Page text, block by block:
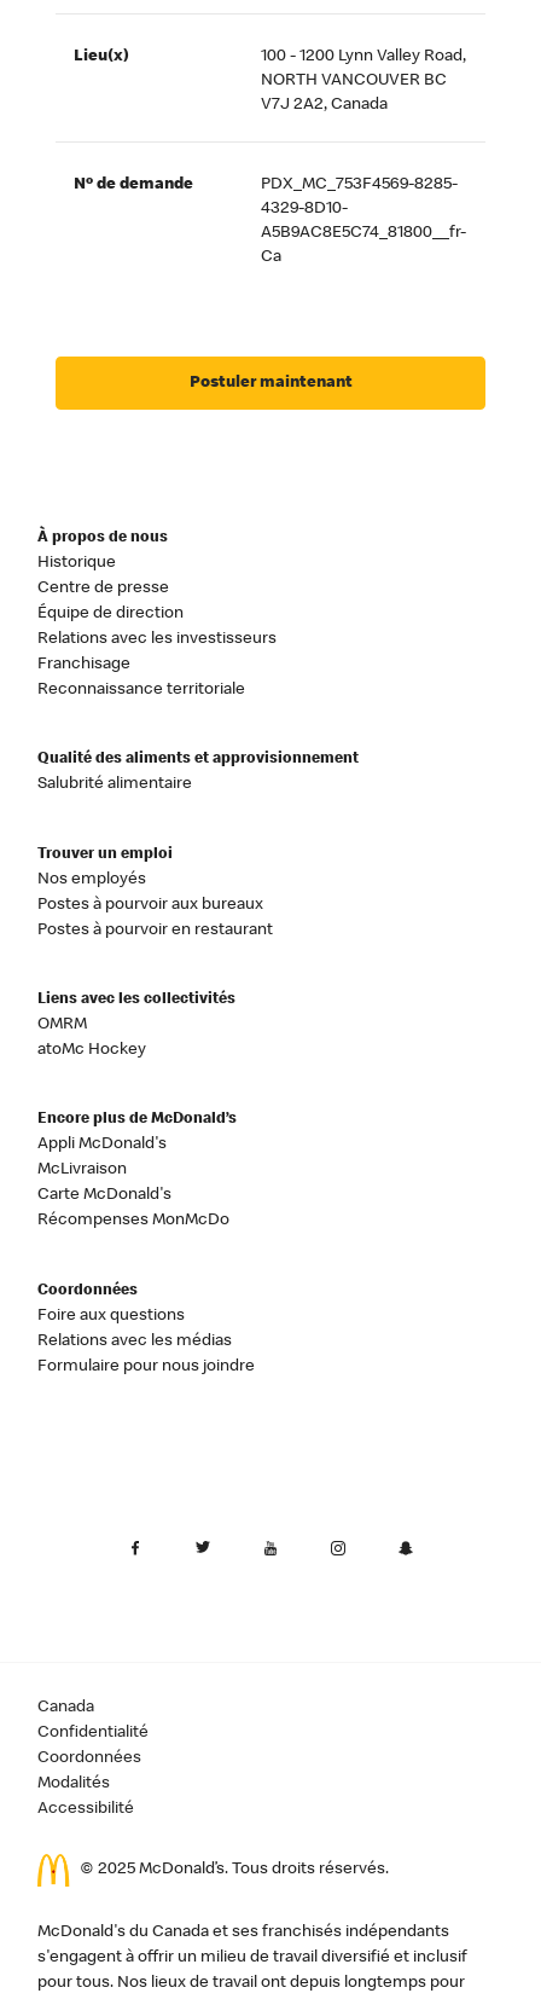
Lieu(x)
100 - 1200 Lynn Valley Road,
NORTH VANCOUVER BC
V7J 2A2, Canada
Nº de demande
PDX_MC_753F4569-8285-
4329-8D10-
A5B9AC8E5C74_81800__fr-
Ca
Postuler maintenant
À propos de nous
Historique
Centre de presse
Équipe de direction
Relations avec les investisseurs
Franchisage
Reconnaissance territoriale
Qualité des aliments et approvisionnement
Salubrité alimentaire
Trouver un emploi
Nos employés
Postes à pourvoir aux bureaux
Postes à pourvoir en restaurant
Liens avec les collectivités
OMRM
atoMc Hockey
Encore plus de McDonald’s
Appli McDonald's
McLivraison
Carte McDonald's
Récompenses MonMcDo
Coordonnées
Foire aux questions
Relations avec les médias
Formulaire pour nous joindre
Canada
Confidentialité
Coordonnées
Modalités
Accessibilité
© 2025 McDonald’s. Tous droits réservés.
McDonald's du Canada et ses franchisés indépendants
s'engagent à offrir un milieu de travail diversifié et inclusif
pour tous. Nos lieux de travail ont depuis longtemps pour